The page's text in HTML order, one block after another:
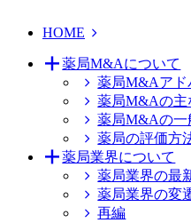
HOME
薬局M&Aについて
薬局M&Aアド
薬局M&Aの主
薬局M&Aの一
薬局の評価方
薬局業界について
薬局業界の最
薬局業界の変
再編